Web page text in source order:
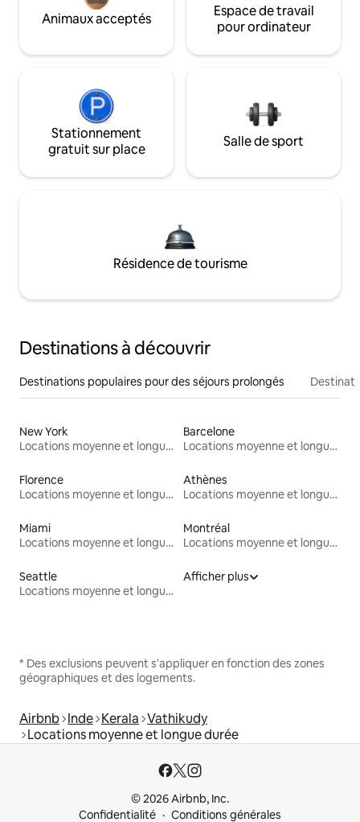
Animaux acceptés
Espace de travail
pour ordinateur
Stationnement
gratuit sur place
Salle de sport
Résidence de tourisme
Destinations à découvrir
Destinations populaires pour des séjours prolongés
New York
Locations moyenne et longue durée
Barcelone
Locations moyenne et longue durée
Florence
Locations moyenne et longue durée
Athènes
Locations moyenne et longue durée
Miami
Locations moyenne et longue durée
Montréal
Locations moyenne et longue durée
Seattle
Locations moyenne et longue durée
Afficher plus
* Des exclusions peuvent s'appliquer en fonction des zones
géographiques et des logements.
Airbnb Inde Kerala Vathikudy
Locations moyenne et longue durée
© 2026 Airbnb, Inc.
Confidentialité
Conditions générales